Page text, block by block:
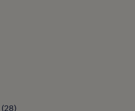
(28)